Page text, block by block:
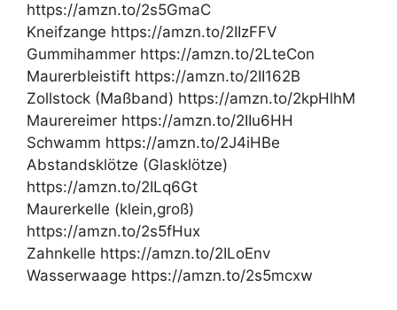
https://amzn.to/2s5GmaC
Kneifzange https://amzn.to/2IIzFFV
Gummihammer https://amzn.to/2LteCon
Maurerbleistift https://amzn.to/2II162B
Zollstock (Maßband) https://amzn.to/2kpHlhM
Maurereimer https://amzn.to/2IIu6HH
Schwamm https://amzn.to/2J4iHBe
Abstandsklötze (Glasklötze)
https://amzn.to/2ILq6Gt
Maurerkelle (klein,groß)
https://amzn.to/2s5fHux
Zahnkelle https://amzn.to/2ILoEnv
Wasserwaage https://amzn.to/2s5mcxw